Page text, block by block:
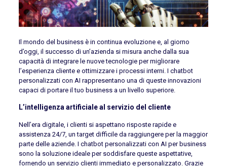
Il mondo del business è in continua evoluzione e, al giorno
d’oggi, il successo di un’azienda si misura anche dalla sua
capacità di integrare le nuove tecnologie per migliorare
l’esperienza cliente e ottimizzare i processi interni. I chatbot
personalizzati con AI rappresentano una di queste innovazioni
capaci di portare il tuo business a un livello superiore.
L’intelligenza artificiale al servizio del cliente
Nell’era digitale, i clienti si aspettano risposte rapide e
assistenza 24/7, un target difficile da raggiungere per la maggior
parte delle aziende. I chatbot personalizzati con AI per business
sono la soluzione ideale per soddisfare queste aspettative,
fornendo un servizio clienti immediato e personalizzato. Grazie